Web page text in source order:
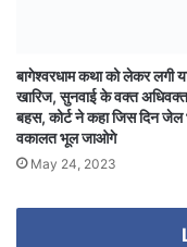
बागेश्वरधाम कथा को लेकर लगी
खारिज, सुनवाई के वक्त
बहस, कोर्ट ने कहा जिस दिन जेल
वकालत भूल जाओगे
May 24, 2023